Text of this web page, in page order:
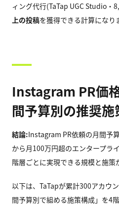
ィング代行(TaTap UGC Studio・
上の投稿を獲得できる計算になり
Instagram PR価
間予算別の推奨施
結論:Instagram PR依頼の月間予
から月100万円超のエンタープラ
階層ごとに実現できる規模と施策
以下は、TaTapが累計300アカウ
間予算別で組める施策構成」を4